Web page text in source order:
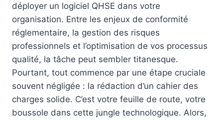
déployer un logiciel QHSE dans votre
organisation. Entre les enjeux de conformité
réglementaire, la gestion des risques
professionnels et l’optimisation de vos processus
qualité, la tâche peut sembler titanesque.
Pourtant, tout commence par une étape cruciale
souvent négligée : la rédaction d’un cahier des
charges solide. C’est votre feuille de route, votre
boussole dans cette jungle technologique. Alors,